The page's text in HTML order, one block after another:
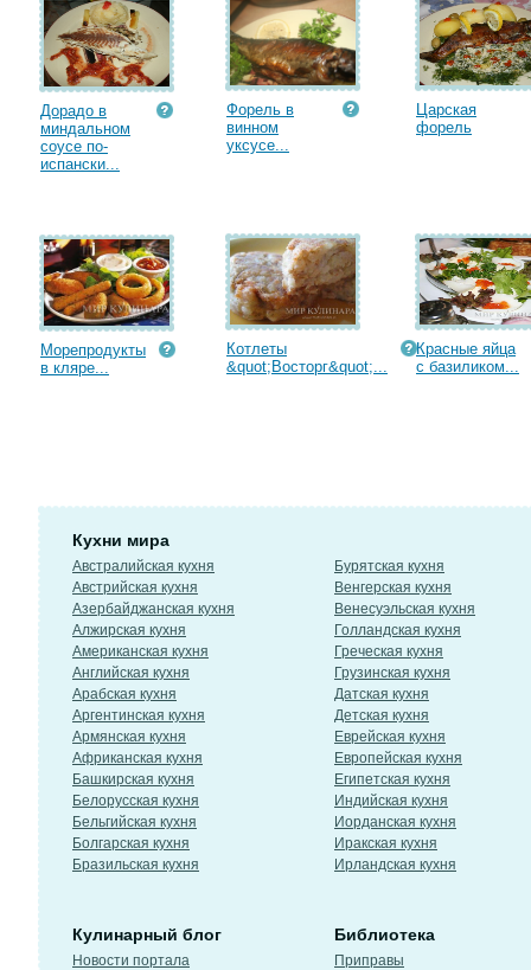
Дорадо в
миндальном
соусе по-
испански...
Форель в
винном
уксусе...
Царская
форель
Морепродукты
в кляре...
Котлеты
&quot;Восторг&quot;...
Красные яйца
с базиликом...
Кухни мира
Австралийская кухня
Австрийская кухня
Азербайджанская кухня
Алжирская кухня
Американская кухня
Английская кухня
Арабская кухня
Аргентинская кухня
Армянская кухня
Африканская кухня
Башкирская кухня
Белорусская кухня
Бельгийская кухня
Болгарская кухня
Бразильская кухня
Бурятская кухня
Венгерская кухня
Венесуэльская кухня
Голландская кухня
Греческая кухня
Грузинская кухня
Датская кухня
Детская кухня
Еврейская кухня
Европейская кухня
Египетская кухня
Индийская кухня
Иорданская кухня
Иракская кухня
Ирландская кухня
Кулинарный блог
Новости портала
Библиотека
Приправы